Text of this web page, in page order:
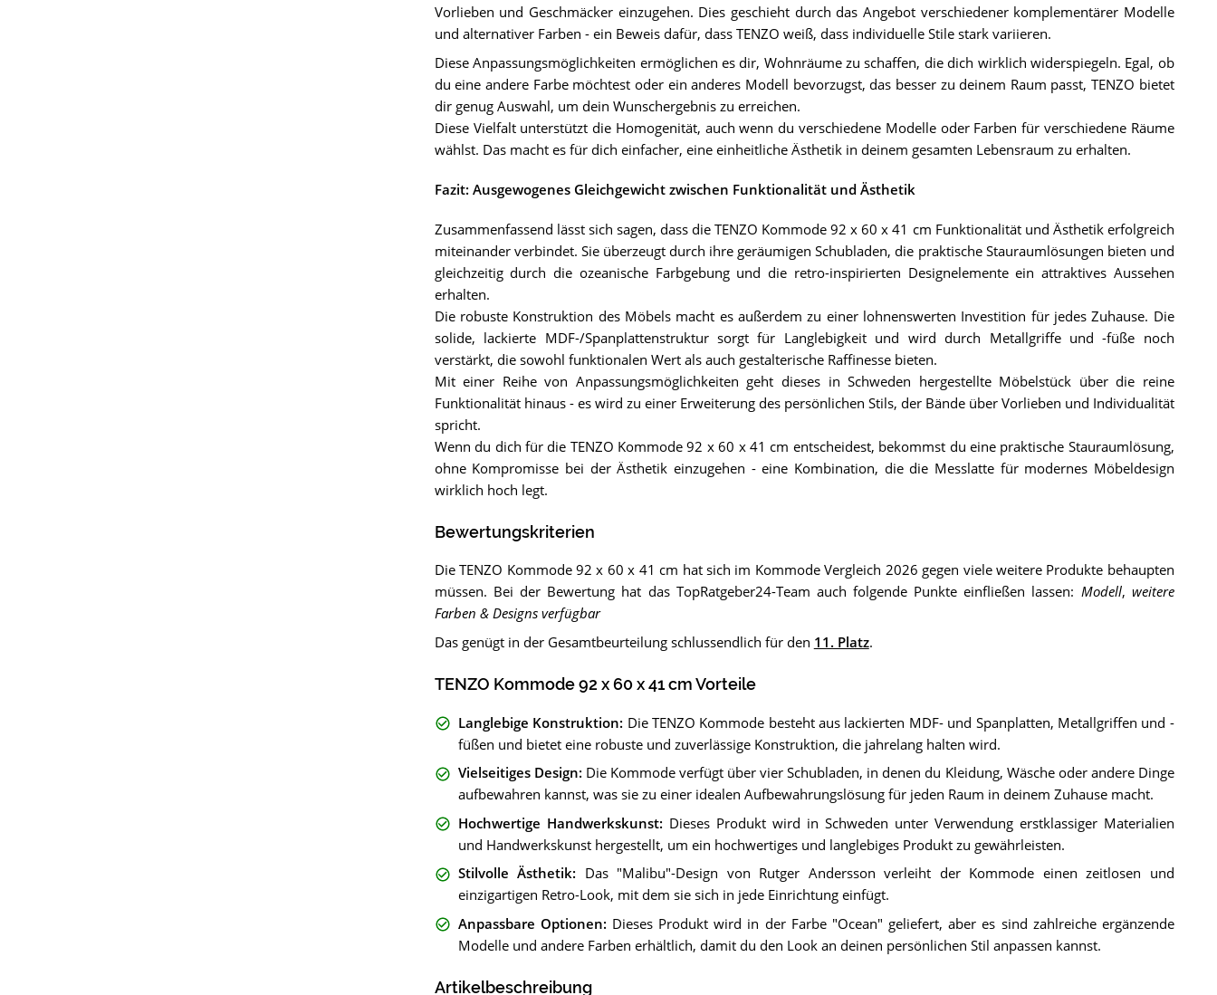
Vorlieben und Geschmäcker einzugehen. Dies geschieht durch das Angebot verschiedener komplementärer Modelle
und alternativer Farben - ein Beweis dafür, dass TENZO weiß, dass individuelle Stile stark variieren.
Diese Anpassungsmöglichkeiten ermöglichen es dir, Wohnräume zu schaffen, die dich wirklich widerspiegeln. Egal, ob
du eine andere Farbe möchtest oder ein anderes Modell bevorzugst, das besser zu deinem Raum passt, TENZO bietet
dir genug Auswahl, um dein Wunschergebnis zu erreichen.
Diese Vielfalt unterstützt die Homogenität, auch wenn du verschiedene Modelle oder Farben für verschiedene Räume
wählst. Das macht es für dich einfacher, eine einheitliche Ästhetik in deinem gesamten Lebensraum zu erhalten.
Fazit: Ausgewogenes Gleichgewicht zwischen Funktionalität und Ästhetik
Zusammenfassend lässt sich sagen, dass die TENZO Kommode 92 x 60 x 41 cm Funktionalität und Ästhetik erfolgreich
miteinander verbindet. Sie überzeugt durch ihre geräumigen Schubladen, die praktische Stauraumlösungen bieten und
gleichzeitig durch die ozeanische Farbgebung und die retro-inspirierten Designelemente ein attraktives Aussehen
erhalten.
Die robuste Konstruktion des Möbels macht es außerdem zu einer lohnenswerten Investition für jedes Zuhause. Die
solide, lackierte MDF-/Spanplattenstruktur sorgt für Langlebigkeit und wird durch Metallgriffe und -füße noch
verstärkt, die sowohl funktionalen Wert als auch gestalterische Raffinesse bieten.
Mit einer Reihe von Anpassungsmöglichkeiten geht dieses in Schweden hergestellte Möbelstück über die reine
Funktionalität hinaus - es wird zu einer Erweiterung des persönlichen Stils, der Bände über Vorlieben und Individualität
spricht.
Wenn du dich für die TENZO Kommode 92 x 60 x 41 cm entscheidest, bekommst du eine praktische Stauraumlösung,
ohne Kompromisse bei der Ästhetik einzugehen - eine Kombination, die die Messlatte für modernes Möbeldesign
wirklich hoch legt.
Bewertungskriterien
Die TENZO Kommode 92 x 60 x 41 cm hat sich im Kommode Vergleich 2026 gegen viele weitere Produkte behaupten
müssen. Bei der Bewertung hat das TopRatgeber24-Team auch folgende Punkte einfließen lassen: Modell, weitere
Farben & Designs verfügbar
Das genügt in der Gesamtbeurteilung schlussendlich für den 11. Platz.
TENZO Kommode 92 x 60 x 41 cm Vorteile
Langlebige Konstruktion: Die TENZO Kommode besteht aus lackierten MDF- und Spanplatten, Metallgriffen und -
füßen und bietet eine robuste und zuverlässige Konstruktion, die jahrelang halten wird.
Vielseitiges Design: Die Kommode verfügt über vier Schubladen, in denen du Kleidung, Wäsche oder andere Dinge
aufbewahren kannst, was sie zu einer idealen Aufbewahrungslösung für jeden Raum in deinem Zuhause macht.
Hochwertige Handwerkskunst: Dieses Produkt wird in Schweden unter Verwendung erstklassiger Materialien
und Handwerkskunst hergestellt, um ein hochwertiges und langlebiges Produkt zu gewährleisten.
Stilvolle Ästhetik: Das "Malibu"-Design von Rutger Andersson verleiht der Kommode einen zeitlosen und
einzigartigen Retro-Look, mit dem sie sich in jede Einrichtung einfügt.
Anpassbare Optionen: Dieses Produkt wird in der Farbe "Ocean" geliefert, aber es sind zahlreiche ergänzende
Modelle und andere Farben erhältlich, damit du den Look an deinen persönlichen Stil anpassen kannst.
Artikelbeschreibung